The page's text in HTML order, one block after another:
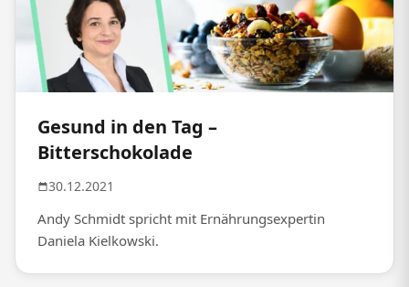
Gesund in den Tag –
Bitterschokolade
30.12.2021
Andy Schmidt spricht mit Ernährungsexpertin
Daniela Kielkowski.